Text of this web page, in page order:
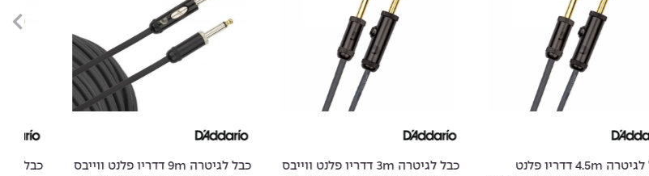
כבל לגיטרה 3m דדריו פלנט ווייבס
כבל לגיטרה 9m דדריו פלנט ווייבס
כבל לגיטרה 6m דדריו פלנט ווייבס